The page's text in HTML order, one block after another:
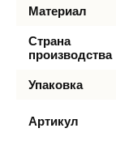
Материал
Страна
производства
Упаковка
Артикул